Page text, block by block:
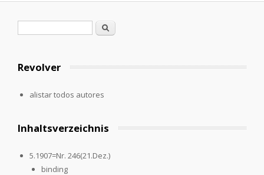
Formulario de búsqueda
Buscar
Revolver
alistar todos autores
Inhaltsverzeichnis
5.1907=Nr. 246(21.Dez.)
binding